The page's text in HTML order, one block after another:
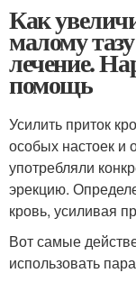
Как
малому
лечение.
помощь
Усилить приток
особых настоек и
употребляли
эрекцию.
кровь, усиливая
Вот самые
использовать